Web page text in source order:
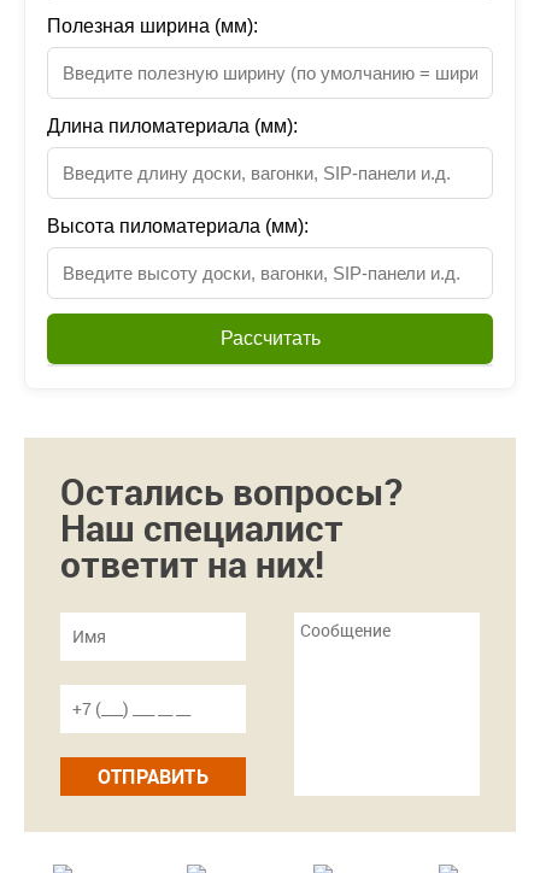
Полезная ширина (мм):
Длина пиломатериала (мм):
Высота пиломатериала (мм):
Рассчитать
Остались вопросы?
Наш специалист
ответит на них!
ОТПРАВИТЬ